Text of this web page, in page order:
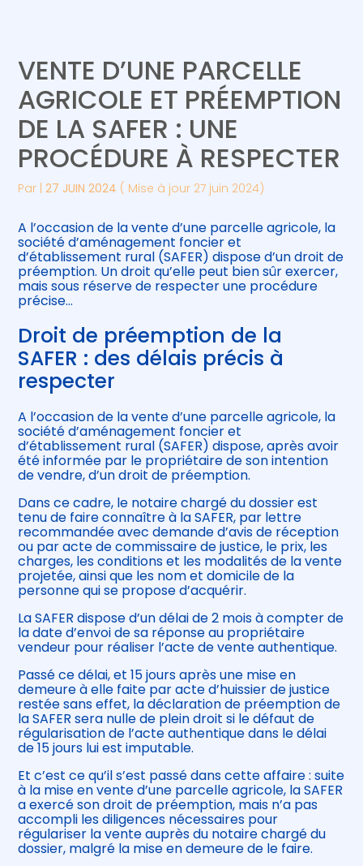
Gérer votre quotidien
Piloter votre entreprise
Développer votre entreprise
Être prêt pour la facturation
électronique
Suivre votre comptabilité
Gérer vos ressources humaines
VENTE D’UNE PARCELLE
AGRICOLE ET PRÉEMPTION
DE LA SAFER : UNE
PROCÉDURE À RESPECTER
Par |27 JUIN 2024 ( Mise à jour 27 juin 2024)
A l’occasion de la vente d’une parcelle agricole, la
société d’aménagement foncier et
d’établissement rural (SAFER) dispose d’un droit de
préemption. Un droit qu’elle peut bien sûr exercer,
mais sous réserve de respecter une procédure
précise…
Droit de préemption de la
SAFER : des délais précis à
respecter
A l’occasion de la vente d’une parcelle agricole, la
société d’aménagement foncier et
d’établissement rural (SAFER) dispose, après avoir
été informée par le propriétaire de son intention
de vendre, d’un droit de préemption.
Dans ce cadre, le notaire chargé du dossier est
tenu de faire connaître à la SAFER, par lettre
recommandée avec demande d’avis de réception
ou par acte de commissaire de justice, le prix, les
charges, les conditions et les modalités de la vente
projetée, ainsi que les nom et domicile de la
personne qui se propose d’acquérir.
La SAFER dispose d’un délai de 2 mois à compter de
la date d’envoi de sa réponse au propriétaire
vendeur pour réaliser l’acte de vente authentique.
Passé ce délai, et 15 jours après une mise en
demeure à elle faite par acte d’huissier de justice
restée sans effet, la déclaration de préemption de
la SAFER sera nulle de plein droit si le défaut de
régularisation de l’acte authentique dans le délai
de 15 jours lui est imputable.
Et c’est ce qu’il s’est passé dans cette affaire : suite
à la mise en vente d’une parcelle agricole, la SAFER
a exercé son droit de préemption, mais n’a pas
accompli les diligences nécessaires pour
régulariser la vente auprès du notaire chargé du
dossier, malgré la mise en demeure de le faire.